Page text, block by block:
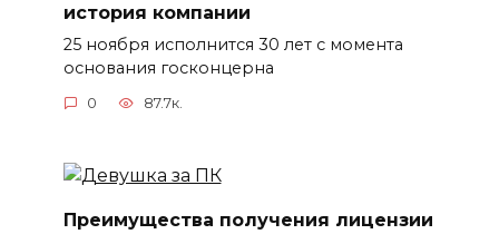
история компании
25 ноября исполнится 30 лет с момента
основания госконцерна
0 87.7к.
Преимущества получения лицензии